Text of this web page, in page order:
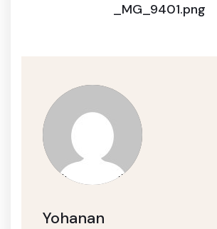
_MG_9401.png
Yohanan